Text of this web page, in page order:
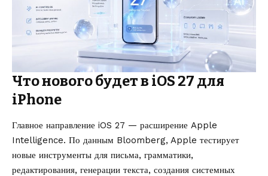
Что нового будет в iOS 27 для
iPhone
Главное направление iOS 27 — расширение Apple
Intelligence. По данным Bloomberg, Apple тестирует
новые инструменты для письма, грамматики,
редактирования, генерации текста, создания системных